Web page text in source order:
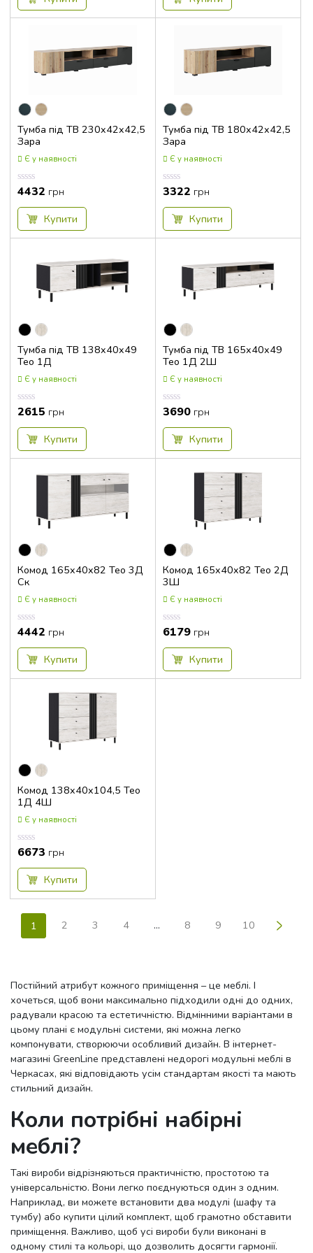
Тумба під ТВ 230x42x42,5
Зара
Є у наявності
Оцінка
0.00
з
4432 грн
Купити
Тумба під ТВ 180x42x42,5
Зара
Є у наявності
Оцінка
0.00
з
3322 грн
Купити
Тумба під ТВ 138x40x49
Тео 1Д
Є у наявності
Оцінка
0.00
з
2615 грн
Купити
Тумба під ТВ 165x40x49
Тео 1Д 2Ш
Є у наявності
Оцінка
0.00
з
3690 грн
Купити
Комод 165x40x82 Тео 3Д
Ск
Є у наявності
Оцінка
0.00
з
4442 грн
Купити
Комод 165x40x82 Тео 2Д
3Ш
Є у наявності
Оцінка
0.00
з
6179 грн
Купити
Комод 138x40x104,5 Тео
1Д 4Ш
Є у наявності
Оцінка
0.00
з
6673 грн
Купити
1 2 3 4 … 8 9 10 >
Постійний атрибут кожного приміщення – це меблі. І
хочеться, щоб вони максимально підходили одні до одних,
радували красою та естетичністю. Відмінними варіантами в
цьому плані є модульні системи, які можна легко
компонувати, створюючи особливий дизайн. В інтернет-
магазині GreenLine представлені недорогі модульні меблі в
Черкасах, які відповідають усім стандартам якості та мають
стильний дизайн.
Коли потрібні набірні
меблі?
Такі вироби відрізняються практичністю, простотою та
універсальністю. Вони легко поєднуються один з одним.
Наприклад, ви можете встановити два модулі (шафу та
тумбу) або купити цілий комплект, щоб грамотно обставити
приміщення. Важливо, щоб усі вироби були виконані в
одному стилі та кольорі, що дозволить досягти гармонії.